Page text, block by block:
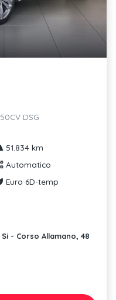
DSG
51.834 km
Automatico
Euro 6D-temp
- Corso Allamano, 48